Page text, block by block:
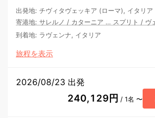
出発地: チヴィタヴェッキア (ローマ), イタリア
寄港地: サレルノ / カターニア … スプリト / ヴ
到着地: ラヴェンナ, イタリア
旅程を表示
2026/08/23 出発
240,129円 / 1名 〜